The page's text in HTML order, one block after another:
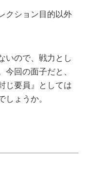
クション目的以外
いので、戦力とし
今回の面子だと、
じ要員』としては
しょうか。